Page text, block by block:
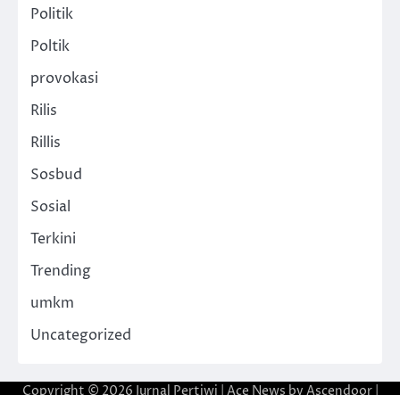
Politik
Poltik
provokasi
Rilis
Rillis
Sosbud
Sosial
Terkini
Trending
umkm
Uncategorized
Copyright © 2026 Jurnal Pertiwi | Ace News by Ascendoor|